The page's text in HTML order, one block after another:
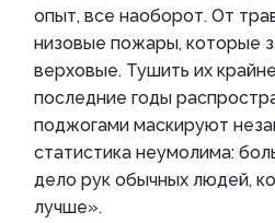
опыт, все наоборот. От
низовые пожары, которые
верховые. Тушить их
последние годы
поджогами маскируют
статистика неумолима:
дело рук обычных людей,
лучше».